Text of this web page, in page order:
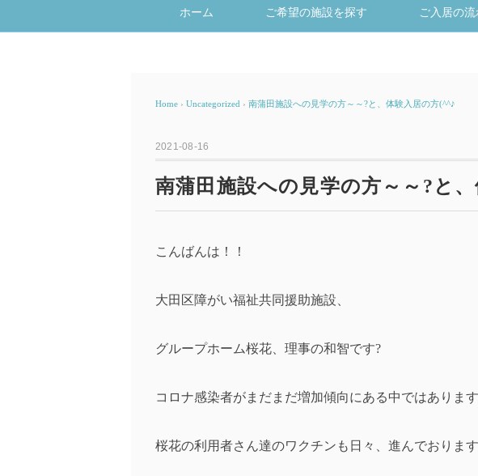
ホーム ご希望の施設を探す ご入居の流
Home › Uncategorized › 南蒲田施設への見学の方～～?と、体験入居の方(^^♪
2021-08-16
南蒲田施設への見学の方～～?と
こんばんは！！
大田区障がい福祉共同援助施設、
グループホーム桜花、理事の和智です?
コロナ感染者がまだまだ増加傾向にある中ではあります
桜花の利用者さん達のワクチンも日々、進んでおります